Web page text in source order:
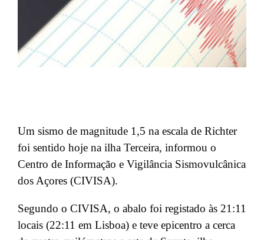
Um sismo de magnitude 1,5 na escala de Richter
foi sentido hoje na ilha Terceira, informou o
Centro de Informação e Vigilância Sismovulcânica
dos Açores (CIVISA).
Segundo o CIVISA, o abalo foi registado às 21:11
locais (22:11 em Lisboa) e teve epicentro a cerca